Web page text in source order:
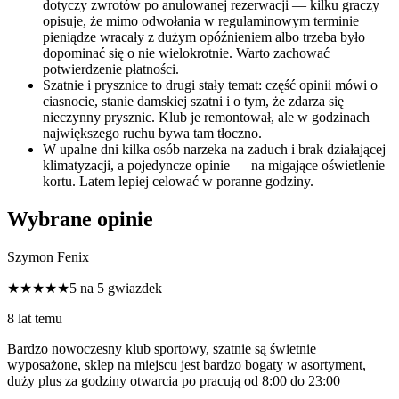
dotyczy zwrotów po anulowanej rezerwacji — kilku graczy
opisuje, że mimo odwołania w regulaminowym terminie
pieniądze wracały z dużym opóźnieniem albo trzeba było
dopominać się o nie wielokrotnie. Warto zachować
potwierdzenie płatności.
Szatnie i prysznice to drugi stały temat: część opinii mówi o
ciasnocie, stanie damskiej szatni i o tym, że zdarza się
nieczynny prysznic. Klub je remontował, ale w godzinach
największego ruchu bywa tam tłoczno.
W upalne dni kilka osób narzeka na zaduch i brak działającej
klimatyzacji, a pojedyncze opinie — na migające oświetlenie
kortu. Latem lepiej celować w poranne godziny.
Wybrane opinie
Szymon Fenix
★★★★★5 na 5 gwiazdek
8 lat temu
Bardzo nowoczesny klub sportowy, szatnie są świetnie
wyposażone, sklep na miejscu jest bardzo bogaty w asortyment,
duży plus za godziny otwarcia po pracują od 8:00 do 23:00